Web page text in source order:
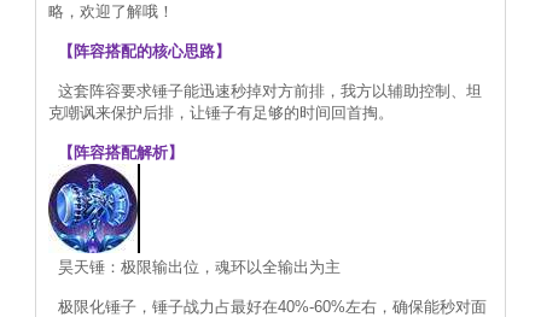
略，欢迎了解哦！
【阵容搭配的核心思路】
这套阵容要求锤子能迅速秒掉对方前排，我方以辅助控制、坦
克嘲讽来保护后排，让锤子有足够的时间回首掏。
【阵容搭配解析】
昊天锤：极限输出位，魂环以全输出为主
极限化锤子，锤子战力占最好在40%-60%左右，确保能秒对面